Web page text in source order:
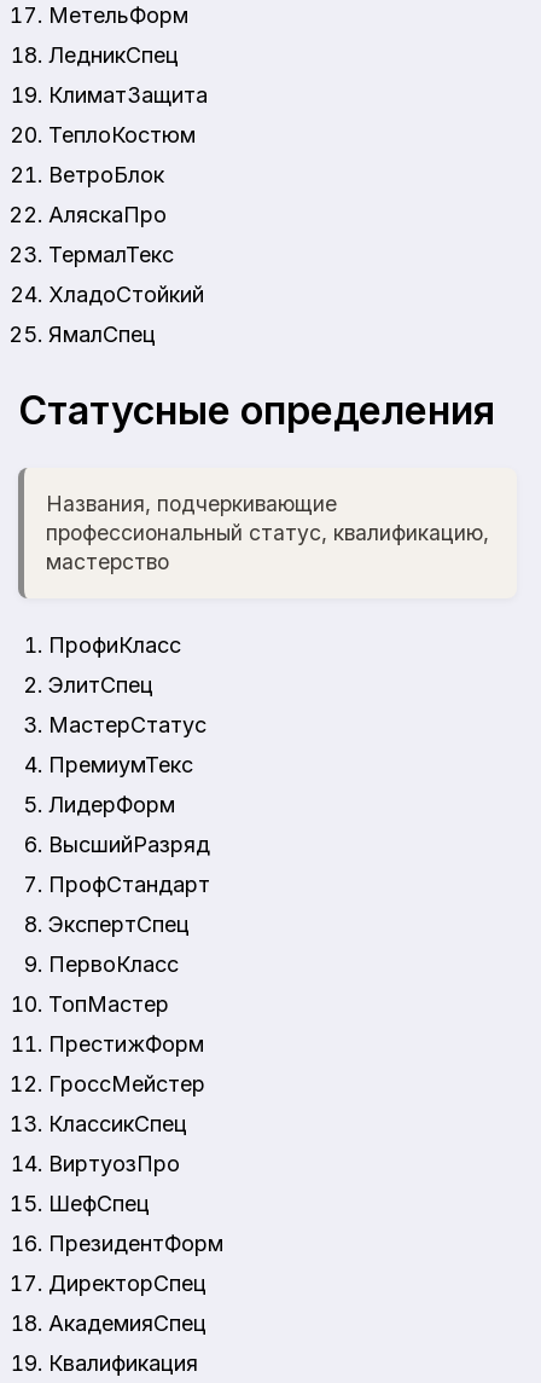
МетельФорм
ЛедникСпец
КлиматЗащита
ТеплоКостюм
ВетроБлок
АляскаПро
ТермалТекс
ХладоСтойкий
ЯмалСпец
Статусные определения
Названия, подчеркивающие
профессиональный статус, квалификацию,
мастерство
ПрофиКласс
ЭлитСпец
МастерСтатус
ПремиумТекс
ЛидерФорм
ВысшийРазряд
ПрофСтандарт
ЭкспертСпец
ПервоКласс
ТопМастер
ПрестижФорм
ГроссМейстер
КлассикСпец
ВиртуозПро
ШефСпец
ПрезидентФорм
ДиректорСпец
АкадемияСпец
Квалификация